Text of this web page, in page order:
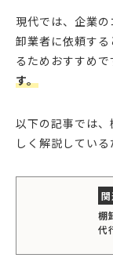
現代では、企業
卸業者に依頼す
るためおすすめで
す。
以下の記事では
しく解説している
棚
代